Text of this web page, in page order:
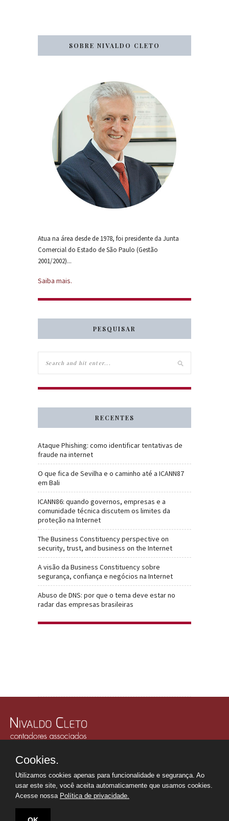
SOBRE NIVALDO CLETO
Atua na área desde de 1978, foi presidente da Junta
Comercial do Estado de São Paulo (Gestão
2001/2002)...
Saiba mais.
PESQUISAR
RECENTES
Ataque Phishing: como identificar tentativas de
fraude na internet
O que fica de Sevilha e o caminho até a ICANN87
em Bali
ICANN86: quando governos, empresas e a
comunidade técnica discutem os limites da
proteção na Internet
The Business Constituency perspective on
security, trust, and business on the Internet
A visão da Business Constituency sobre
segurança, confiança e negócios na Internet
Abuso de DNS: por que o tema deve estar no
radar das empresas brasileiras
Edifício Memorial Office Building - São Paulo - SP
Tel.: +55 112507-6249
Whatsapp: +55 1198669-0107
secretaria@nivaldocleto.cnt.br
Cookies.
Utilizamos cookies apenas para funcionalidade e segurança. Ao
usar este site, você aceita automaticamente que usamos cookies.
Acesse nossa Política de privacidade.